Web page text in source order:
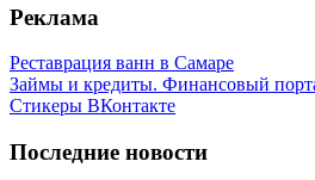
Реклама
Реставрация ванн в Самаре
Займы и кредиты. Финансовый
Стикеры ВКонтакте
Последние новости